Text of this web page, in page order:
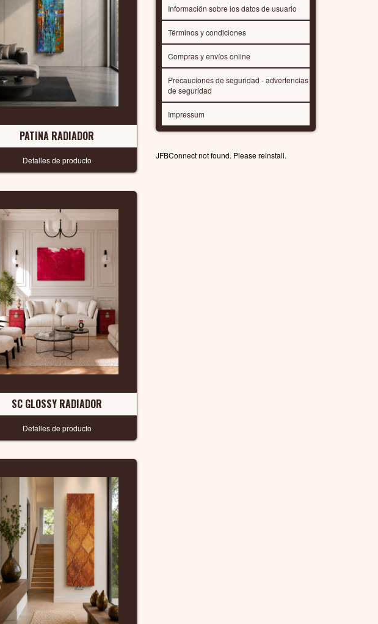
PATINA RADIADOR
Detalles de producto
SC GLOSSY RADIADOR
Detalles de producto
Información sobre los datos de usuario
Términos y condiciones
Compras y envíos online
Precauciones de seguridad - advertencias
de seguridad
Impressum
JFBConnect not found. Please reinstall.